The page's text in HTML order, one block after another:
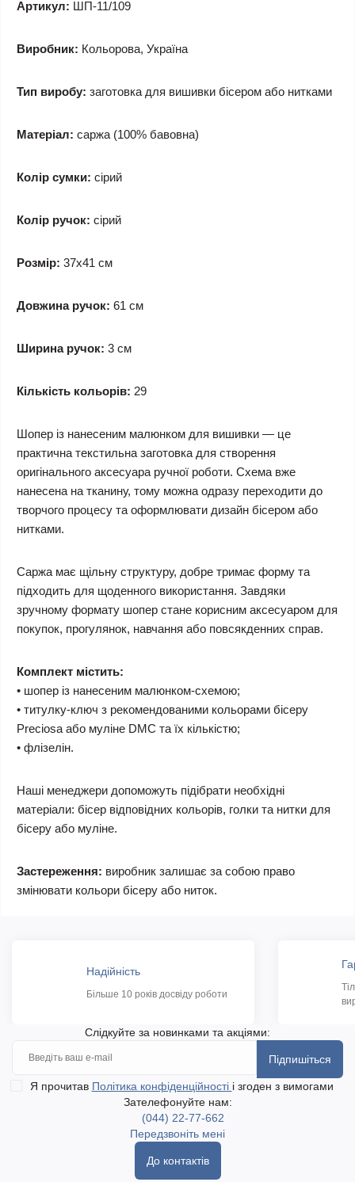
Артикул: ШП-11/109
Виробник: Кольорова, Україна
Тип виробу: заготовка для вишивки бісером або нитками
Матеріал: саржа (100% бавовна)
Колір сумки: сірий
Колір ручок: сірий
Розмір: 37x41 см
Довжина ручок: 61 см
Ширина ручок: 3 см
Кількість кольорів: 29
Шопер із нанесеним малюнком для вишивки — це
практична текстильна заготовка для створення
оригінального аксесуара ручної роботи. Схема вже
нанесена на тканину, тому можна одразу переходити до
творчого процесу та оформлювати дизайн бісером або
нитками.
Саржа має щільну структуру, добре тримає форму та
підходить для щоденного використання. Завдяки
зручному формату шопер стане корисним аксесуаром для
покупок, прогулянок, навчання або повсякденних справ.
Комплект містить:
• шопер із нанесеним малюнком-схемою;
• титулку-ключ з рекомендованими кольорами бісеру
Preciosa або муліне DMC та їх кількістю;
• флізелін.
Наші менеджери допоможуть підібрати необхідні
матеріали: бісер відповідних кольорів, голки та нитки для
бісеру або муліне.
Застереження: виробник залишає за собою право
змінювати кольори бісеру або ниток.
Надійність
Більше 10 років досвіду роботи
Слідкуйте за новинками та акціями:
Підпишіться
Я прочитав Політика конфіденційності і згоден з вимогами
Зателефонуйте нам:
(044) 22-77-662
Передзвоніть мені
До контактів